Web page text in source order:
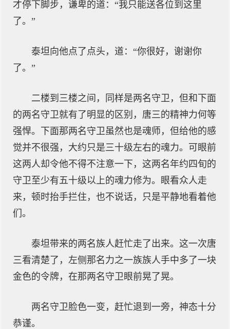
才停下脚步，谦卑的道：“我只能送各位到这里
了。”
泰坦向他点了点头，道：“你很好，谢谢你
了。”
二楼到三楼之间，同样是两名守卫，但和下面
的两名守卫就有了明显的区别，唐三的精神力何等
强悍。下面那两名守卫虽然也是魂师，但给他的感
觉并不很强，大约只是三十级左右的魂力。可眼前
这两人却令他不得不注意一下，这两名年约四旬的
守卫至少有五十级以上的魂力修为。眼看众人走
来，顿时抬手拦住，也不说话，只是平静地看着他
们。
泰坦带来的两名族人赶忙走了出来。这一次唐
三看清楚了，左侧那名力之一族族人手中多了一块
金色的令牌，在那两名守卫眼前晃了晃。
两名守卫脸色一变，赶忙退到一旁，神态十分
恭谨。